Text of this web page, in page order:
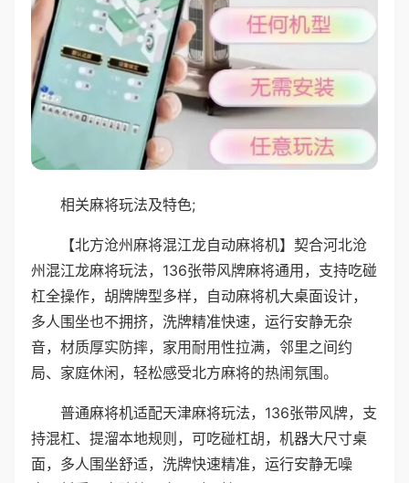
相关麻将玩法及特色;
【北方沧州麻将混江龙自动麻将机】契合河北沧
州混江龙麻将玩法，136张带风牌麻将通用，支持吃碰
杠全操作，胡牌牌型多样，自动麻将机大桌面设计，
多人围坐也不拥挤，洗牌精准快速，运行安静无杂
音，材质厚实防摔，家用耐用性拉满，邻里之间约
局、家庭休闲，轻松感受北方麻将的热闹氛围。
普通麻将机适配天津麻将玩法，136张带风牌，支
持混杠、提溜本地规则，可吃碰杠胡，机器大尺寸桌
面，多人围坐舒适，洗牌快速精准，运行安静无噪